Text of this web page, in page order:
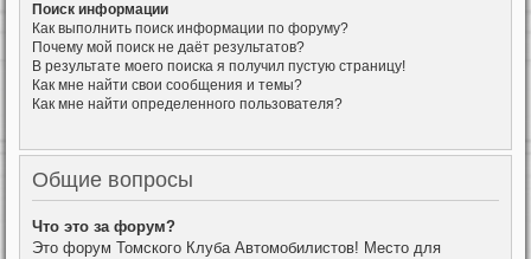
Поиск информации
Как выполнить поиск информации по форуму?
Почему мой поиск не даёт результатов?
В результате моего поиска я получил пустую страницу!
Как мне найти свои сообщения и темы?
Как мне найти определенного пользователя?
Общие вопросы
Что это за форум?
Это форум Томского Клуба Автомобилистов! Место для